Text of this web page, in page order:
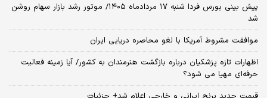
پیش بینی بورس فردا شنبه ۱۷ مردادماه ۱۴۰۵/ موتور رشد بازار سهام روشن
شد
موافقت مشروط آمریکا با لغو محاصره دریایی ایران
اظهارات تازه پزشکیان درباره بازگشت هنرمندان به کشور/ آیا زمینه فعالیت
حرفه‌ای مهیا می شود؟